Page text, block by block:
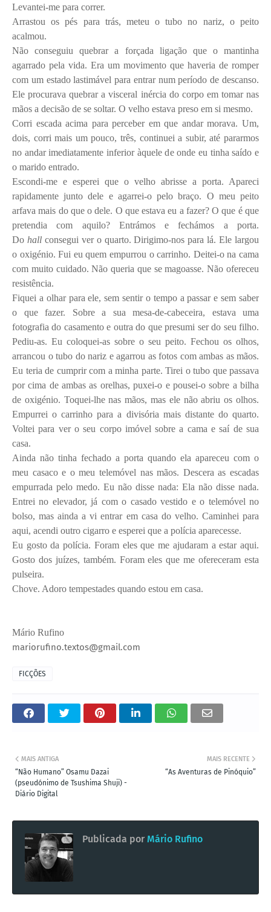
Levantei-me para correr.
Arrastou os pés para trás, meteu o tubo no nariz, o peito
acalmou.
Não conseguiu quebrar a forçada ligação que o mantinha
agarrado pela vida. Era um movimento que haveria de romper
com um estado lastimável para entrar num período de descanso.
Ele procurava quebrar a visceral inércia do corpo em tomar nas
mãos a decisão de se soltar. O velho estava preso em si mesmo.
Corri escada acima para perceber em que andar morava. Um,
dois, corri mais um pouco, três, continuei a subir, até pararmos
no andar imediatamente inferior àquele de onde eu tinha saído e
o marido entrado.
Escondi-me e esperei que o velho abrisse a porta. Apareci
rapidamente junto dele e agarrei-o pelo braço. O meu peito
arfava mais do que o dele. O que estava eu a fazer? O que é que
pretendia com aquilo? Entrámos e fechámos a porta.
Do hallconsegui ver o quarto. Dirigimo-nos para lá. Ele largou
o oxigénio. Fui eu quem empurrou o carrinho. Deitei-o na cama
com muito cuidado. Não queria que se magoasse. Não ofereceu
resistência.
Fiquei a olhar para ele, sem sentir o tempo a passar e sem saber
o que fazer. Sobre a sua mesa-de-cabeceira, estava uma
fotografia do casamento e outra do que presumi ser do seu filho.
Pediu-as. Eu coloquei-as sobre o seu peito. Fechou os olhos,
arrancou o tubo do nariz e agarrou as fotos com ambas as mãos.
Eu teria de cumprir com a minha parte. Tirei o tubo que passava
por cima de ambas as orelhas, puxei-o e pousei-o sobre a bilha
de oxigénio. Toquei-lhe nas mãos, mas ele não abriu os olhos.
Empurrei o carrinho para a divisória mais distante do quarto.
Voltei para ver o seu corpo imóvel sobre a cama e saí de sua
casa.
Ainda não tinha fechado a porta quando ela apareceu com o
meu casaco e o meu telemóvel nas mãos. Descera as escadas
empurrada pelo medo. Eu não disse nada: Ela não disse nada.
Entrei no elevador, já com o casado vestido e o telemóvel no
bolso, mas ainda a vi entrar em casa do velho. Caminhei para
aqui, acendi outro cigarro e esperei que a polícia aparecesse.
Eu gosto da polícia. Foram eles que me ajudaram a estar aqui.
Gosto dos juízes, também. Foram eles que me ofereceram esta
pulseira.
Chove. Adoro tempestades quando estou em casa.
Mário Rufino
mariorufino.textos@gmail.com
FICÇÕES
MAIS RECENTE
“As Aventuras de Pinóquio”
MAIS ANTIGA
“Não Humano” Osamu Dazai
(pseudónimo de Tsushima Shuji) -
Diário Digital
Publicada por Mário Rufino